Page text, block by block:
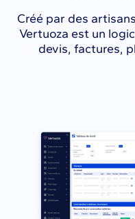
Créé par des
Vertuoza est un
devis, factures,